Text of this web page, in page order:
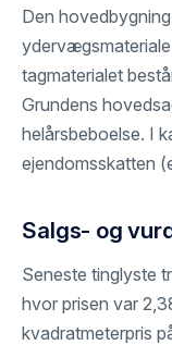
Den
tagmaterialet
Grundens
helårsbeboelse. I
ejendomsskatten
Salgs- og
Seneste tinglyste
hvor prisen var
kvadratmeterpris